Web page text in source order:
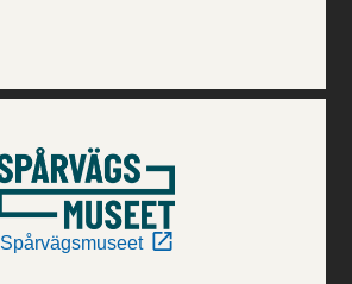
Spårvägsmuseet